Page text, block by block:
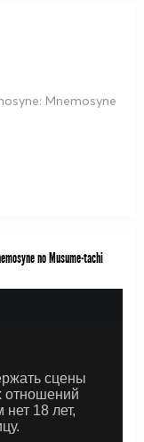
Mnemosyne
no Musume-tachi